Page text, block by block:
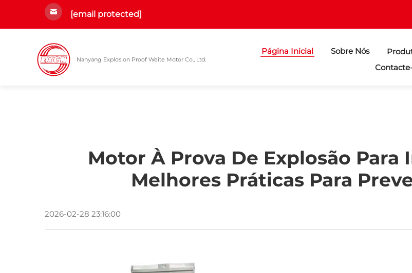
[email protected]
Nanyang Explosion Proof Weite Motor Co., Ltd.
Página Inicial Sobre Nós
Motor À Prova De Explosão
Melhores Práticas Para
2026-02-28 23:16:00